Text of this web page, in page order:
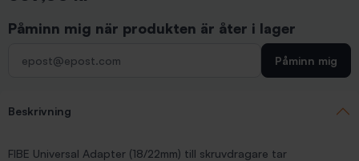
Påminn mig när produkten är åter i lager
Påminn mig
Beskrivning
FIBE Universal Adapter (18/22mm) till skruvdragare tar